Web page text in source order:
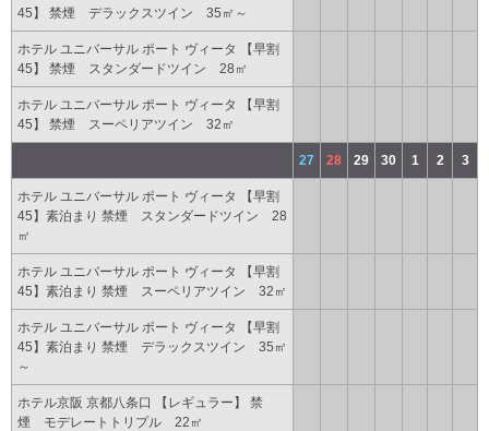
45】 禁煙 デラックスツイン 35㎡～
ホテル ユニバーサル ポート ヴィータ 【早割
45】 禁煙 スタンダードツイン 28㎡
ホテル ユニバーサル ポート ヴィータ 【早割
45】 禁煙 スーペリアツイン 32㎡
27 28 29 30 1 2 3
ホテル ユニバーサル ポート ヴィータ 【早割
45】素泊まり 禁煙 スタンダードツイン 28
㎡
ホテル ユニバーサル ポート ヴィータ 【早割
45】素泊まり 禁煙 スーペリアツイン 32㎡
ホテル ユニバーサル ポート ヴィータ 【早割
45】素泊まり 禁煙 デラックスツイン 35㎡
～
ホテル京阪 京都八条口 【レギュラー】 禁
煙 モデレートトリプル 22㎡